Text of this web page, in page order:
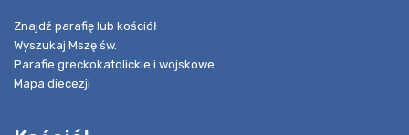
Znajdź parafię lub kościół
Wyszukaj Mszę św.
Parafie greckokatolickie i wojskowe
Mapa diecezji